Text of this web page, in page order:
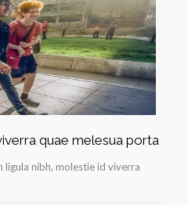
quae melesua porta
ligula nibh, molestie id viverra